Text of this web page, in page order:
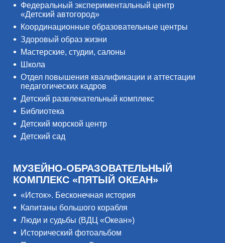
Федеральный экспериментальный центр
«Детский автогород»
Координационные образовательные центры
Здоровый образ жизни
Мастерские, студии, салоны
Школа
Отдел повышения квалификации и аттестации
педагогических кадров
Детский развлекательный комплекс
Библиотека
Детский морской центр
Детский сад
МУЗЕЙНО-ОБРАЗОВАТЕЛЬНЫЙ
КОМПЛЕКС «ПЯТЫЙ ОКЕАН»
«Исток». Бесконечная история
Капитаны большого корабля
Люди и судьбы (ВДЦ «Океан»)
Исторический фотоальбом